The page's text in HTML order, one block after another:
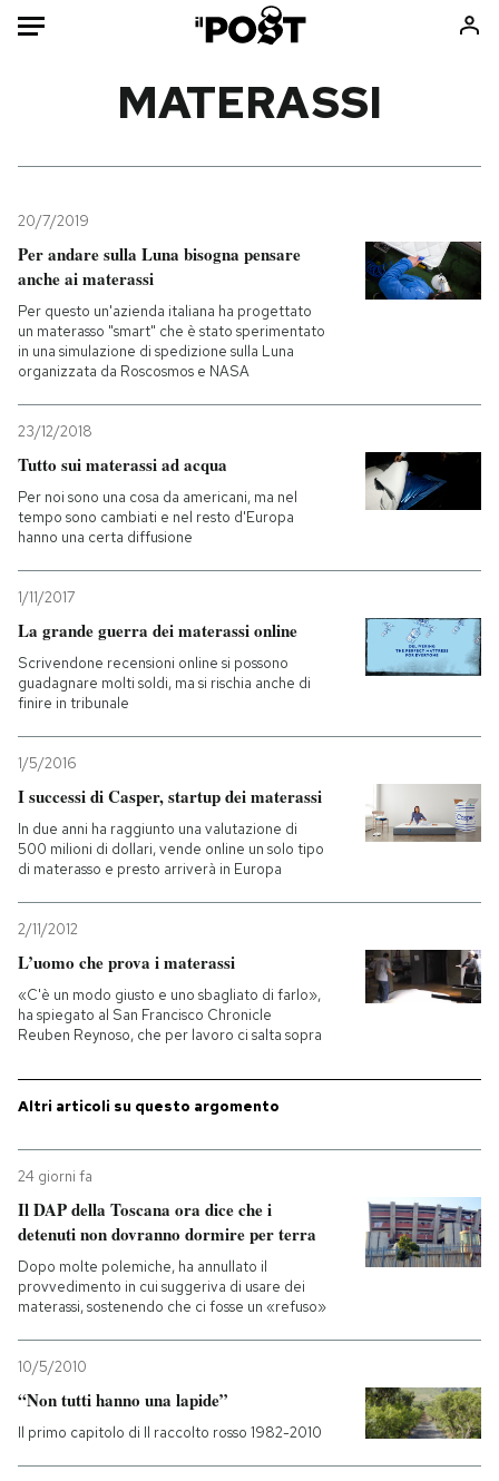
Mondo
Politica
Tecnologia
Internet
Scienza
Cultura
Economia
Consumismi
Ok Boomer!
Media
Altrecose
PODCAST
I MIEI PREFERITI
SHOP
CALENDARIO
AREA PERSONALE
Entra
MATERASSI
20/7/2019
Per andare sulla Luna bisogna pensare
anche ai materassi
Per questo un'azienda italiana ha progettato
un materasso "smart" che è stato sperimentato
in una simulazione di spedizione sulla Luna
organizzata da Roscosmos e NASA
23/12/2018
Tutto sui materassi ad acqua
Per noi sono una cosa da americani, ma nel
tempo sono cambiati e nel resto d'Europa
hanno una certa diffusione
1/11/2017
La grande guerra dei materassi online
Scrivendone recensioni online si possono
guadagnare molti soldi, ma si rischia anche di
finire in tribunale
1/5/2016
I successi di Casper, startup dei materassi
In due anni ha raggiunto una valutazione di
500 milioni di dollari, vende online un solo tipo
di materasso e presto arriverà in Europa
2/11/2012
L’uomo che prova i materassi
«C'è un modo giusto e uno sbagliato di farlo»,
ha spiegato al San Francisco Chronicle
Reuben Reynoso, che per lavoro ci salta sopra
Altri articoli su questo argomento
24 giorni fa
Il DAP della Toscana ora dice che i
detenuti non dovranno dormire per terra
Dopo molte polemiche, ha annullato il
provvedimento in cui suggeriva di usare dei
materassi, sostenendo che ci fosse un «refuso»
10/5/2010
“Non tutti hanno una lapide”
Il primo capitolo di Il raccolto rosso 1982-2010